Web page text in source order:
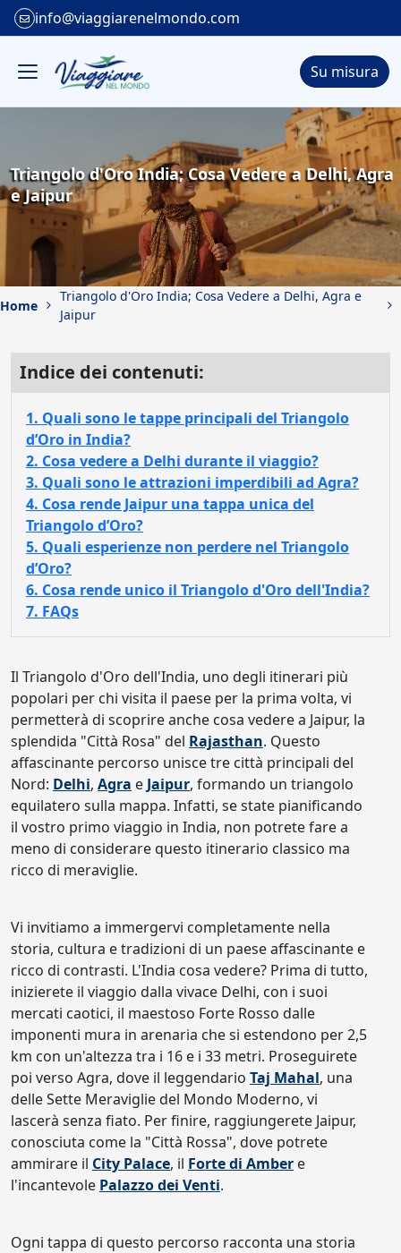
info@viaggiarenelmondo.com
Su misura
Triangolo d'Oro India; Cosa Vedere a Delhi, Agra
e Jaipur
Home
Triangolo d'Oro India; Cosa Vedere a Delhi, Agra e
Jaipur
Indice dei contenuti:
1. Quali sono le tappe principali del Triangolo
d’Oro in India?
2. Cosa vedere a Delhi durante il viaggio?
3. Quali sono le attrazioni imperdibili ad Agra?
4. Cosa rende Jaipur una tappa unica del
Triangolo d’Oro?
5. Quali esperienze non perdere nel Triangolo
d’Oro?
6. Cosa rende unico il Triangolo d'Oro dell'India?
7. FAQs
Il Triangolo d'Oro dell'India, uno degli itinerari più
popolari per chi visita il paese per la prima volta, vi
permetterà di scoprire anche cosa vedere a Jaipur, la
splendida "Città Rosa" del Rajasthan. Questo
affascinante percorso unisce tre città principali del
Nord: Delhi, Agra e Jaipur, formando un triangolo
equilatero sulla mappa. Infatti, se state pianificando
il vostro primo viaggio in India, non potrete fare a
meno di considerare questo itinerario classico ma
ricco di meraviglie.
Vi invitiamo a immergervi completamente nella
storia, cultura e tradizioni di un paese affascinante e
ricco di contrasti. L'India cosa vedere? Prima di tutto,
inizierete il viaggio dalla vivace Delhi, con i suoi
mercati caotici, il maestoso Forte Rosso dalle
imponenti mura in arenaria che si estendono per 2,5
km con un'altezza tra i 16 e i 33 metri. Proseguirete
poi verso Agra, dove il leggendario Taj Mahal, una
delle Sette Meraviglie del Mondo Moderno, vi
lascerà senza fiato. Per finire, raggiungerete Jaipur,
conosciuta come la "Città Rossa", dove potrete
ammirare il City Palace, il Forte di Amber e
l'incantevole Palazzo dei Venti.
Ogni tappa di questo percorso racconta una storia